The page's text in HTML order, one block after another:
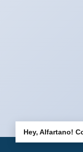
Hey, Alfartano!